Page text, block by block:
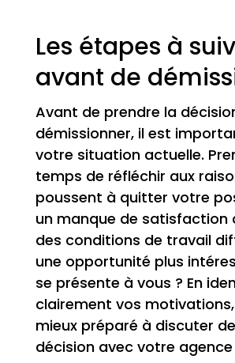
Les étapes à
avant de
Avant de prendre la
démissionner, il est
votre situation actuelle.
temps de réfléchir aux
poussent à quitter votre
un manque de satisfaction
des conditions de travail
une opportunité plus
se présente à vous ? En
clairement vos
mieux préparé à discuter
décision avec votre agence